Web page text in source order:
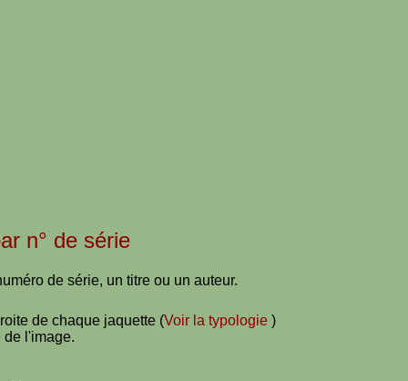
n° de série
de série, un titre ou un auteur.
de chaque jaquette (Voir la typologie )
l'image.